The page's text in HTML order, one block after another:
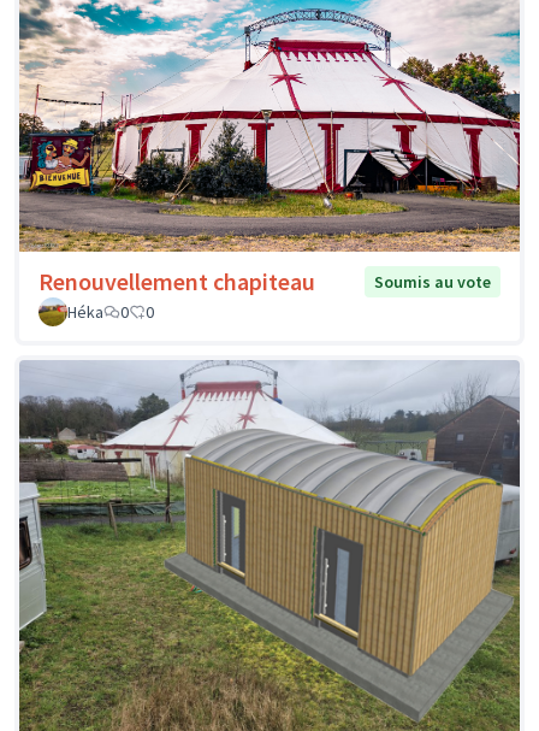
Renouvellement chapiteau
Soumis au vote
Héka
0 0